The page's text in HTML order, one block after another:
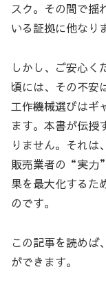
スク。その間で揺
いる証拠に他なり
しかし、ご安心く
頃には、その不安
工作機械選びはギ
ます。本書が伝授
りません。それ
販売業者の“実力
果を最大化するた
のです。
この記事を読めば
ができます。